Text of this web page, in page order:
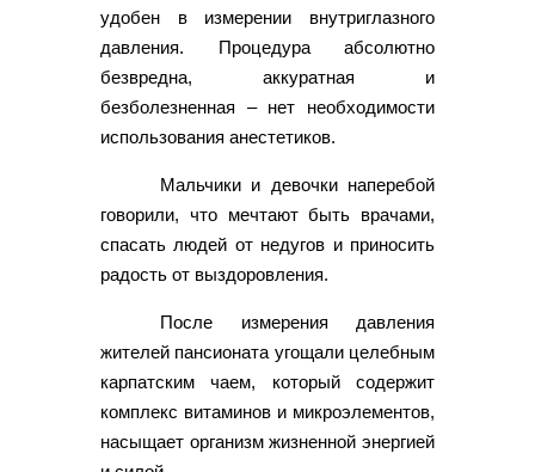
удобен в измерении внутриглазного
давления. Процедура абсолютно
безвредна, аккуратная и
безболезненная – нет необходимости
использования анестетиков.
Мальчики и девочки наперебой
говорили, что мечтают быть врачами,
спасать людей от недугов и приносить
радость от выздоровления.
После измерения давления
жителей пансионата угощали целебным
карпатским чаем, который содержит
комплекс витаминов и микроэлементов,
насыщает организм жизненной энергией